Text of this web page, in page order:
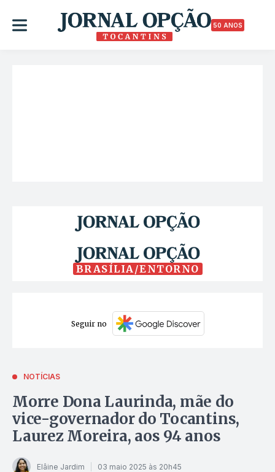
50 ANOS
BRASÍLIA/ENTORNO
Seguir no
NOTÍCIAS
Morre Dona Laurinda, mãe do
vice-governador do Tocantins,
Laurez Moreira, aos 94 anos
Elâine Jardim 03 maio 2025 às 20h45